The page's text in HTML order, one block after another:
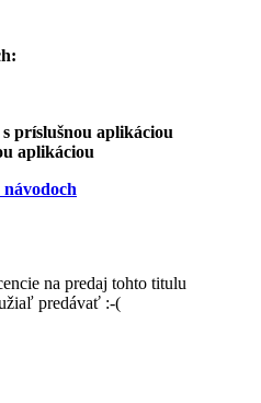
príslušnou aplikáciou
aplikáciou
návodoch
na predaj tohto titulu
predávať :-(